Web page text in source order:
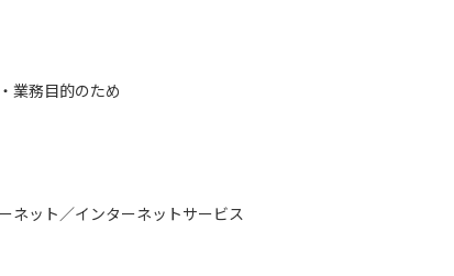
業務目的のため
ネット／インターネットサービス